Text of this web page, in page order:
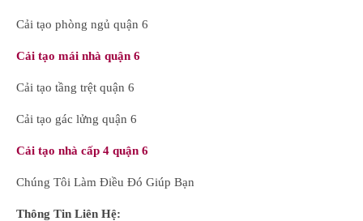
Cải tạo phòng ngủ quận 6
Cải tạo mái nhà quận 6
Cải tạo tầng trệt quận 6
Cải tạo gác lửng quận 6
Cải tạo nhà cấp 4 quận 6
Chúng Tôi Làm Điều Đó Giúp Bạn
Thông Tin Liên Hệ: